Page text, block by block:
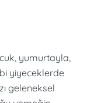
yumurtayla,
yiyeceklerde
geleneksel